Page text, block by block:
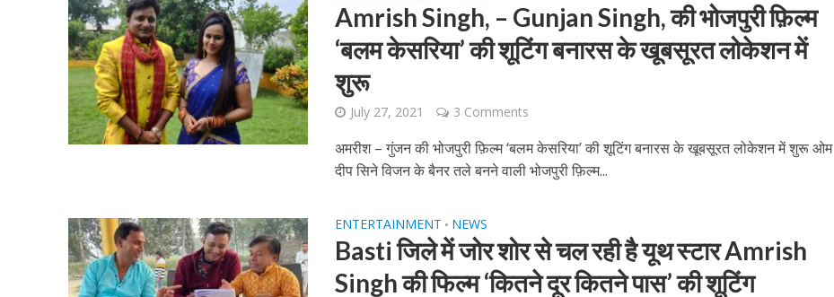
Amrish Singh, – Gunjan Singh, की भोजपुरी फ़िल्म
‘बलम केसरिया’ की शूटिंग बनारस के खूबसूरत लोकेशन में
शुरू
July 27, 2021 3 Comments
अमरीश – गुंजन की भोजपुरी फ़िल्म ‘बलम केसरिया’ की शूटिंग बनारस के खूबसूरत लोकेशन में शुरू ओम
दीप सिने विजन के बैनर तले बनने वाली भोजपुरी फ़िल्म...
ENTERTAINMENT • NEWS
Basti जिले में जोर शोर से चल रही है यूथ स्‍टार Amrish
Singh की फिल्‍म ‘कितने दूर कितने पास’ की शूटिंग